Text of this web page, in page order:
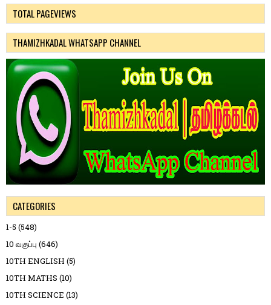
TOTAL PAGEVIEWS
THAMIZHKADAL WHATSAPP CHANNEL
CATEGORIES
1-5 (548)
10 வகுப்பு (646)
10TH ENGLISH (5)
10TH MATHS (10)
10TH SCIENCE (13)